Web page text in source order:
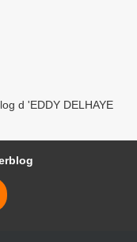
d 'EDDY DELHAYE